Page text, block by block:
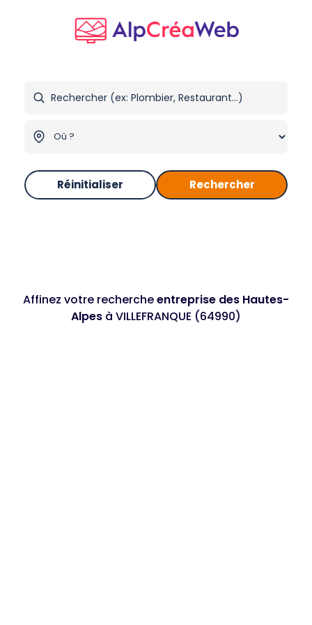
Réinitialiser Rechercher
Affinez votre rechercheentreprise des Hautes-
Alpes à VILLEFRANQUE (64990)